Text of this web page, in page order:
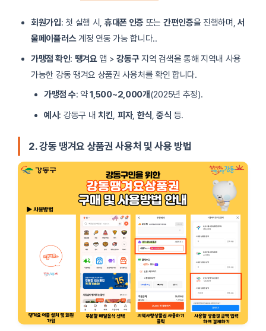
회원가입: 첫 실행 시, 휴대폰 인증 또는 간편인증을 진행하며,서
울페이플러스계정 연동 가능 합니다..
가맹점 확인: 땡겨요앱 >강동구지역 검색을 통해 지역내 사용
가능한 강동 땡겨요 상품권 사용처를 확인 합니다.
가맹점 수: 약1,500~2,000개 (2025년 추정).
예시 : 강동구 내치킨, 피자, 한식,중식 등.
2. 강동 땡겨요 상품권 사용처 및 사용 방법